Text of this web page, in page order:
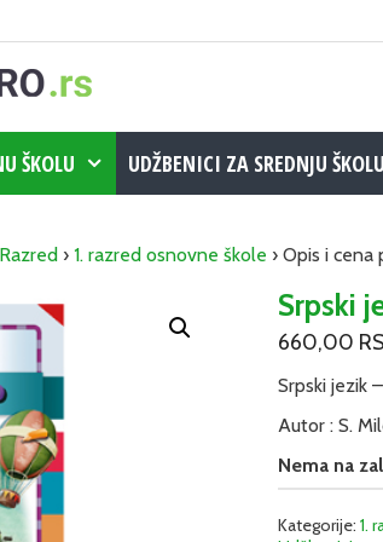
ŠKOLU UDŽBENICI ZA SREDNJU ŠKOLU
Razred › 1. razred osnovne škole › Opis i cena
Srpski
660,00
Srpski jezik
Autor : S.
Nema na
Kategorije:1.